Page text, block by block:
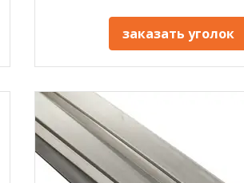
заказать уголок